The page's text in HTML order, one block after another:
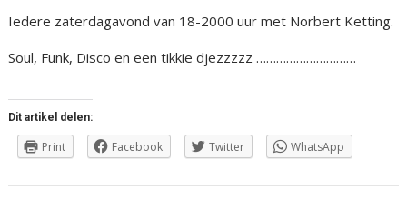
Iedere zaterdagavond van 18-2000 uur met Norbert Ketting.
Soul, Funk, Disco en een tikkie djezzzzz …………………………
Dit artikel delen:
Print Facebook Twitter WhatsApp